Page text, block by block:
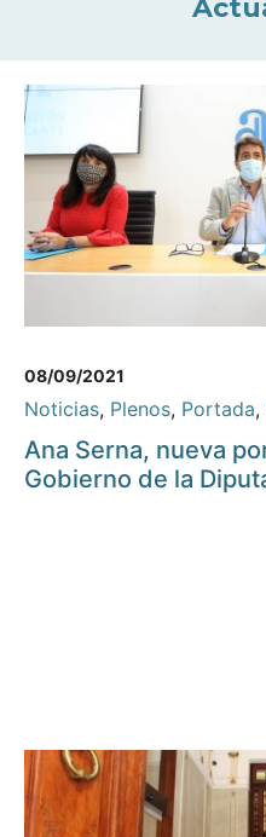
08/09/2021
Noticias, Plenos, Portada,
Ana Serna, nueva
Gobierno de la